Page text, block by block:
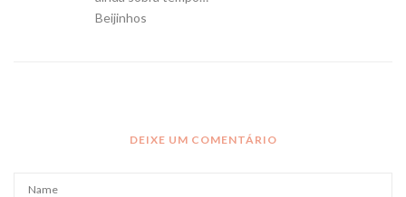
Beijinhos
DEIXE UM COMENTÁRIO